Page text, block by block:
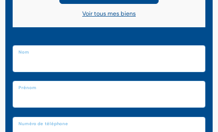
Voir tous mes biens
Nom
Prénom
Numéro de téléphone